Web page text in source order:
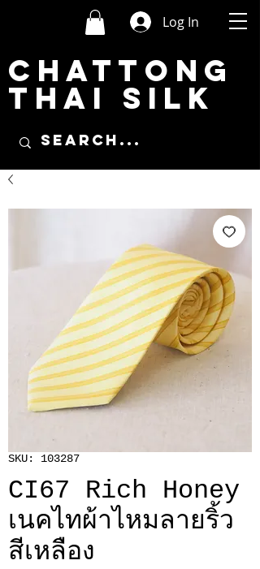
Log In
CHATTONG
THAI SILK
SKU: 103287
CI67 Rich Honey
เนคไทผ้าไหมลายริ้ว
สีเหลือง